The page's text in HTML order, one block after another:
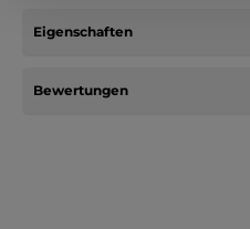
Eigenschaften
Bewertungen